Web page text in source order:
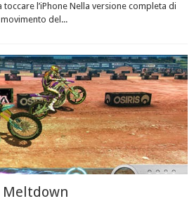
l’iPhone Nella versione completa di
del...
Meltdown